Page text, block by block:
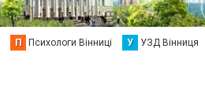
П Психологи Вінниці У УЗД Вінниця